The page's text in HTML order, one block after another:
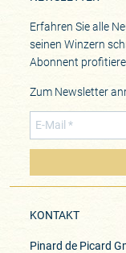
Erfahren Sie alle
seinen Winzern
Abonnent
Zum Newsletter
KONTAKT
Pinard de Picard